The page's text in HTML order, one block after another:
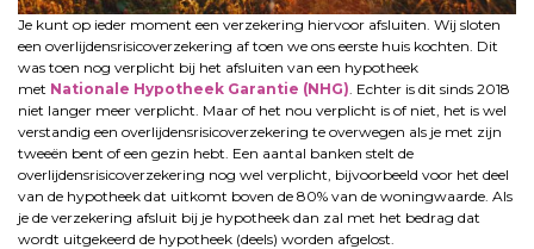
Je kunt op ieder moment een verzekering hiervoor afsluiten. Wij sloten
een overlijdensrisicoverzekering af toen we ons eerste huis kochten. Dit
was toen nog verplicht bij het afsluiten van een hypotheek
met Nationale Hypotheek Garantie (NHG) . Echter is dit sinds 2018
niet langer meer verplicht. Maar of het nou verplicht is of niet, het is wel
verstandig een overlijdensrisicoverzekering te overwegen als je met zijn
tweeën bent of een gezin hebt. Een aantal banken stelt de
overlijdensrisicoverzekering nog wel verplicht, bijvoorbeeld voor het deel
van de hypotheek dat uitkomt boven de 80% van de woningwaarde. Als
je de verzekering afsluit bij je hypotheek dan zal met het bedrag dat
wordt uitgekeerd de hypotheek (deels) worden afgelost.